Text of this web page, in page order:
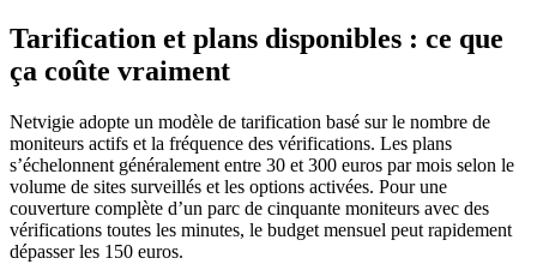
Tarification et plans disponibles : ce que
ça coûte vraiment
Netvigie adopte un modèle de tarification basé sur le nombre de
moniteurs actifs et la fréquence des vérifications. Les plans
s’échelonnent généralement entre 30 et 300 euros par mois selon le
volume de sites surveillés et les options activées. Pour une
couverture complète d’un parc de cinquante moniteurs avec des
vérifications toutes les minutes, le budget mensuel peut rapidement
dépasser les 150 euros.